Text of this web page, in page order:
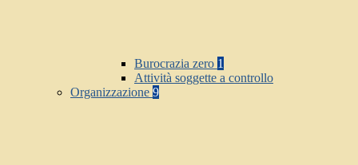
Burocrazia zero 1
Attività soggette a controllo
Organizzazione 9